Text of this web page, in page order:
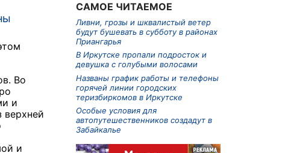
Во
и
верхней
и
САМОЕ ЧИТАЕМОЕ
Ливни, грозы и шквалистый ветер
будут бушевать в субботу в районах
Приангарья
В Иркутске пропали подросток и
девушка с голубыми волосами
Названы график работы и телефоны
горячей линии городских
теризбиркомов в Иркутске
Особые условия для
автопутешественников создадут в
Забайкалье